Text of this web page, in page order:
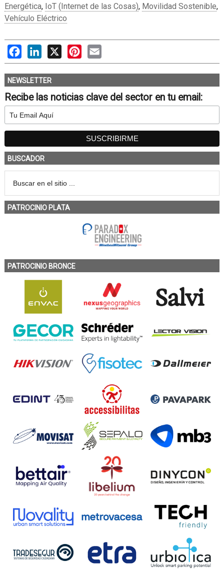
Energética, IoT (Internet de las Cosas), Movilidad Sostenible,
Vehículo Eléctrico
FacebookLinkedIn
X PinterestEmail
NEWSLETTER
Recibe las noticias clave del sector en tu email:
BUSCADOR
PATROCINIO PLATA
PATROCINIO BRONCE